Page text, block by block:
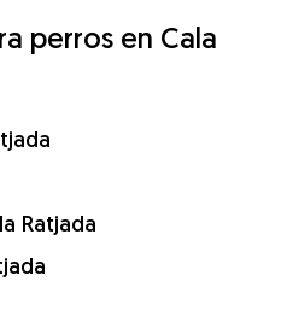
perros en Cala
Ratjada